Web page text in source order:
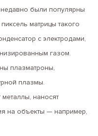
недавно были популярны
матрицы такого
с электродами,
газом.
плазматроны,
плазмы.
наносят
на объекты — например,